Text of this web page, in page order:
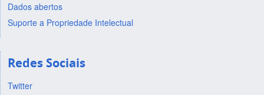
Dados abertos
Suporte a Propriedade Intelectual
Redes Sociais
Twitter